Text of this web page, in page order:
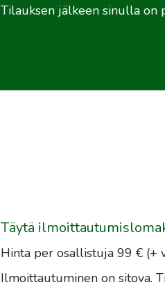
Tilauksen jälkeen sinulla on
Täytä
Hinta per osallistuja 99 € (+
Ilmoittautuminen on sitova.